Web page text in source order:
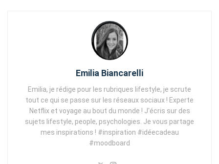
Emilia Biancarelli
Emilia, je rédige pour les rubriques lifestyle, je scrute
tout ce qui se passe sur les réseaux sociaux ! Experte
Netflix et voyage au bout du monde ! J'écris sur des
sujets lifestyle, people, psychologies. Je vous partage
mes inspirations ! #inspiration #idéecadeau
#moodboard